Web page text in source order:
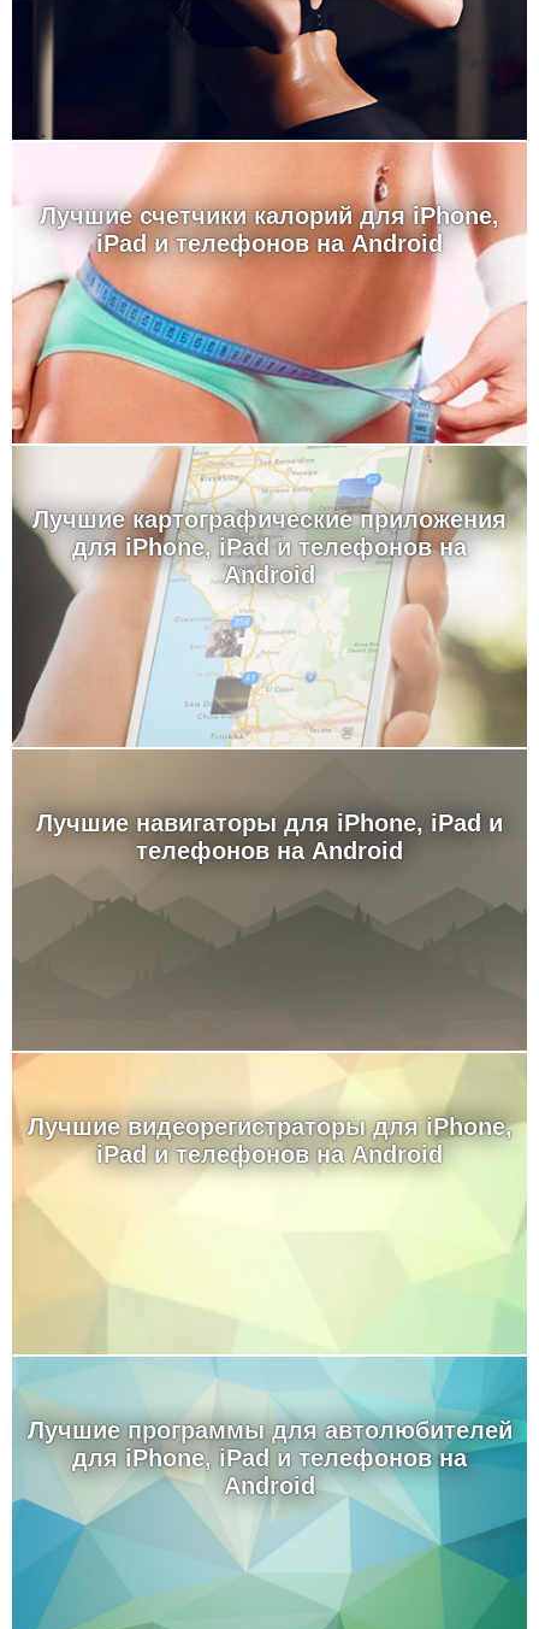
Лучшие счетчики калорий для iPhone,
iPad и телефонов на Android
Лучшие картографические приложения
для iPhone, iPad и телефонов на
Android
Лучшие навигаторы для iPhone, iPad и
телефонов на Android
Лучшие видеорегистраторы для iPhone,
iPad и телефонов на Android
Лучшие программы для автолюбителей
для iPhone, iPad и телефонов на
Android